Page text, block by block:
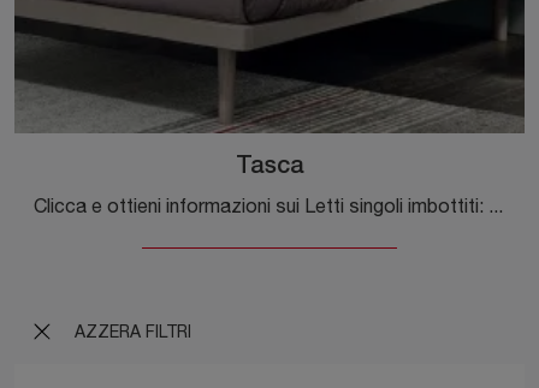
AZZERA FILTRI
Tasca
Clicca e ottieni informazioni sui Letti singoli imbottiti: se desideri modelli classici, il modello Tasca Tomasella fa al caso tuo.